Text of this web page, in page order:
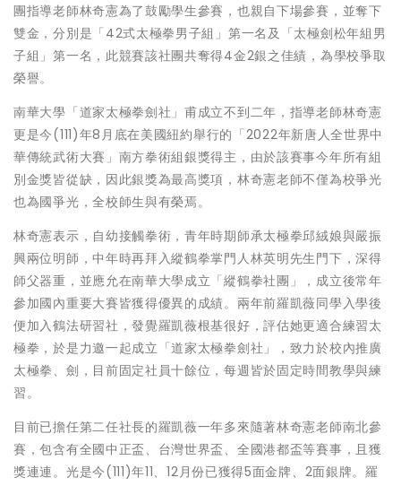
團指導老師林奇憲為了鼓勵學生參賽，也親自下場參賽，並奪下
雙金，分別是「42式太極拳男子組」第一名及「太極劍松年組男
子組」第一名，此競賽該社團共奪得4金2銀之佳績，為學校爭取
榮譽。
南華大學「道家太極拳劍社」甫成立不到二年，指導老師林奇憲
更是今(111)年8月底在美國紐約舉行的「2022年新唐人全世界中
華傳統武術大賽」南方拳術組銀獎得主，由於該賽事今年所有組
別金獎皆從缺，因此銀獎為最高獎項，林奇憲老師不僅為校爭光
也為國爭光，全校師生與有榮焉。
林奇憲表示，自幼接觸拳術，青年時期師承太極拳邱絨娘與嚴振
興兩位明師，中年時再拜入縱鶴拳掌門人林英明先生門下，深得
師父器重，並應允在南華大學成立「縱鶴拳社團」，成立後常年
參加國內重要大賽皆獲得優異的成績。兩年前羅凱薇同學入學後
便加入鶴法研習社，發覺羅凱薇根基很好，評估她更適合練習太
極拳，於是力邀一起成立「道家太極拳劍社」，致力於校內推廣
太極拳、劍，目前固定社員十餘位，每週皆於固定時間教學與練
習。
目前已擔任第二任社長的羅凱薇一年多來隨著林奇憲老師南北參
賽，包含有全國中正盃、台灣世界盃、全國港都盃等賽事，且獲
獎連連。光是今(111)年11、12月份已獲得5面金牌、2面銀牌。羅